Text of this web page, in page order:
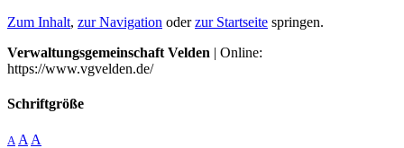
Zum Inhalt, zur Navigation oderzur Startseite springen.
Verwaltungsgemeinschaft Velden | Online:
https://www.vgvelden.de/
Schriftgröße
A A A